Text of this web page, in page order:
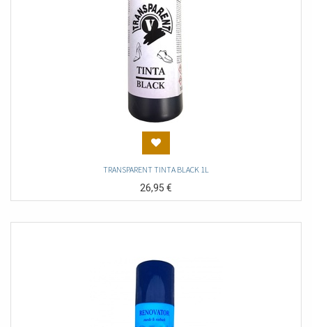
TRANSPARENT TINTA BLACK 1L
26,95€